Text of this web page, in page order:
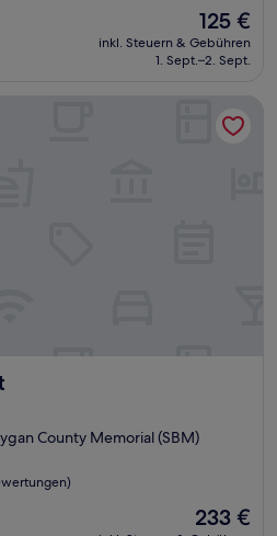
Der
Preis
beträgt
125 €
inkl. Steuern & Gebühren
1. Sept.–2. Sept.
County Memorial (SBM)
Der
233 €